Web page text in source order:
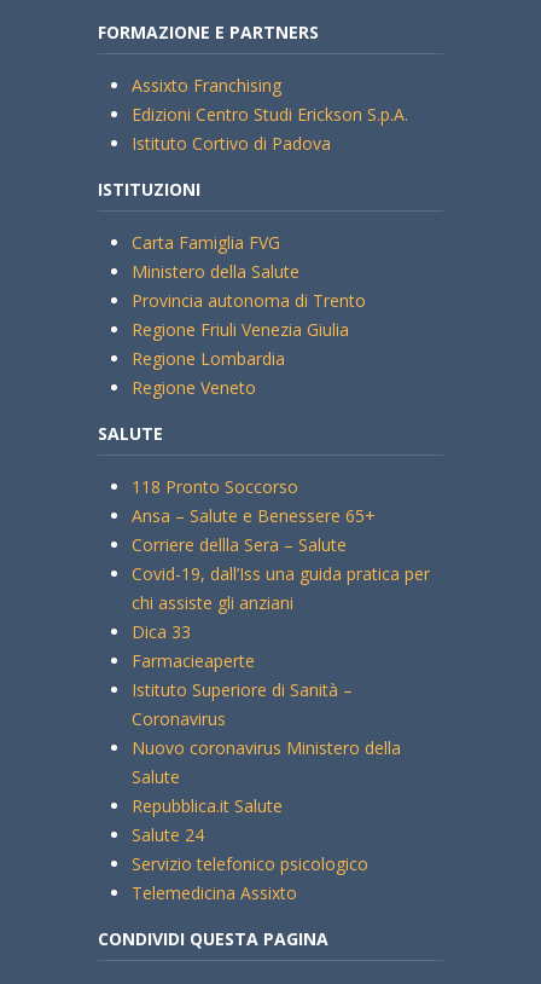
FORMAZIONE E PARTNERS
Assixto Franchising
Edizioni Centro Studi Erickson S.p.A.
Istituto Cortivo di Padova
ISTITUZIONI
Carta Famiglia FVG
Ministero della Salute
Provincia autonoma di Trento
Regione Friuli Venezia Giulia
Regione Lombardia
Regione Veneto
SALUTE
118 Pronto Soccorso
Ansa – Salute e Benessere 65+
Corriere dellla Sera – Salute
Covid-19, dall’Iss una guida pratica per
chi assiste gli anziani
Dica 33
Farmacieaperte
Istituto Superiore di Sanità –
Coronavirus
Nuovo coronavirus Ministero della
Salute
Repubblica.it Salute
Salute 24
Servizio telefonico psicologico
Telemedicina Assixto
CONDIVIDI QUESTA PAGINA